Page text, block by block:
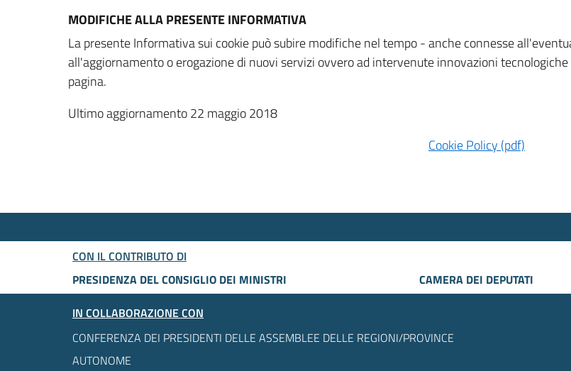
MODIFICHE ALLA PRESENTE INFORMATIVA
La presente Informativa sui cookie può subire modifiche nel tempo - anche connesse
all'aggiornamento o erogazione di nuovi servizi ovvero ad intervenute innovazioni
pagina.
Ultimo aggiornamento 22 maggio 2018
Cookie Policy (pdf)
CON IL CONTRIBUTO DI
PRESIDENZA DEL CONSIGLIO DEI MINISTRI
CAMERA DEI DEPUTATI
IN COLLABORAZIONE CON
CONFERENZA DEI PRESIDENTI DELLE ASSEMBLEE DELLE REGIONI/PROVINCE
AUTONOME